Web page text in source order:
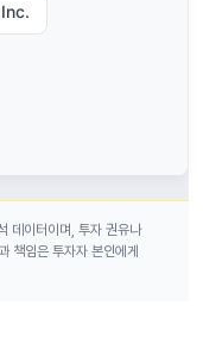
데이터이며, 투자 권유나
책임은 투자자 본인에게